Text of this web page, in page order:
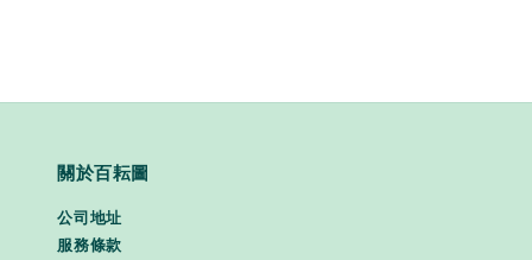
關於百耘圖
公司地址
服務條款